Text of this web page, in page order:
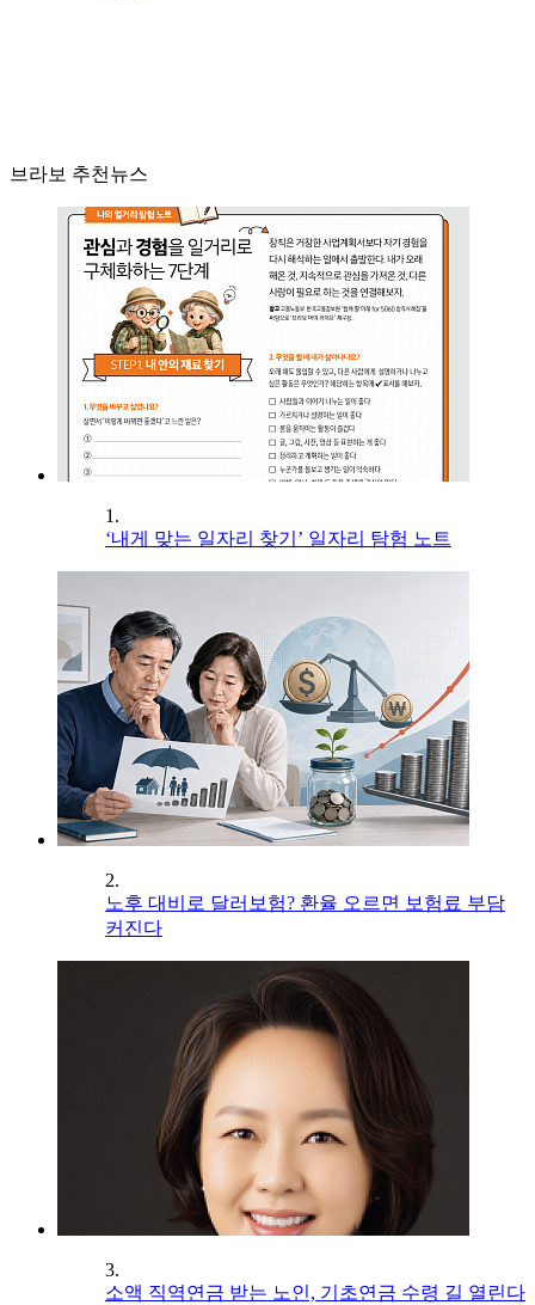
브라보 추천뉴스
1.
‘내게 맞는 일자리 찾기’ 일자리 탐험 노트
2.
노후 대비로 달러보험? 환율 오르면 보험료 부담
커진다
3.
소액 직역연금 받는 노인, 기초연금 수령 길 열린다